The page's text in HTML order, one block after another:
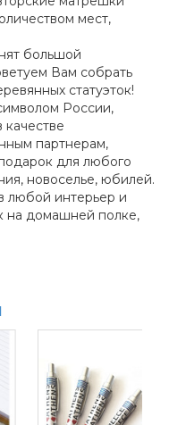
мест,
большой
Вам собрать
статуэток!
России,
партнерам,
для любого
новоселье, юбилей.
любой интерьер и
на домашней полке,